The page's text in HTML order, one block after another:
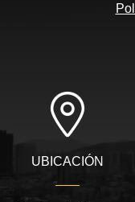
UBICACIÓN